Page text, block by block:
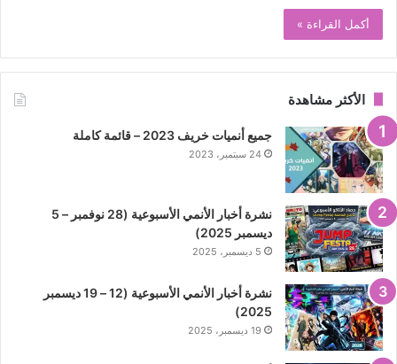
أكمل القراءة »
الأكثر مشاهدة
جميع أنميات خريف 2023 – قائمة كاملة
24 سبتمبر، 2023
نشرة أخبار الأنمي الأسبوعية (28 نوفمبر – 5
ديسمبر 2025)
5 ديسمبر، 2025
نشرة أخبار الأنمي الأسبوعية (12 – 19 ديسمبر
2025)
19 ديسمبر، 2025